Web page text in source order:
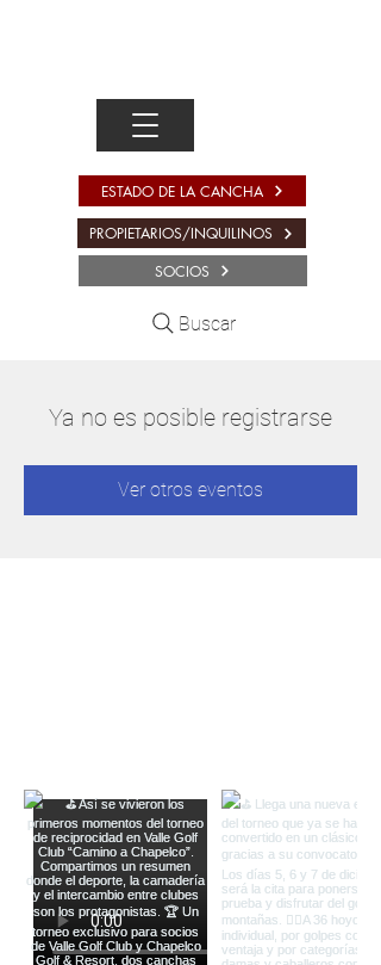
SOCIOS
ESTADO DE LA CANCHA
PROPIETARIOS/INQUILINOS
Buscar
Ya no es posible registrarse
Ver otros eventos